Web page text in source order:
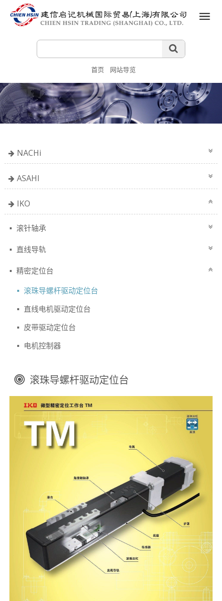
首页 网站导览
NACHi
ASAHI
IKO
滚针轴承
直线导轨
精密定位台
滚珠导螺杆驱动定位台
直线电机驱动定位台
皮带驱动定位台
电机控制器
滚珠导螺杆驱动定位台